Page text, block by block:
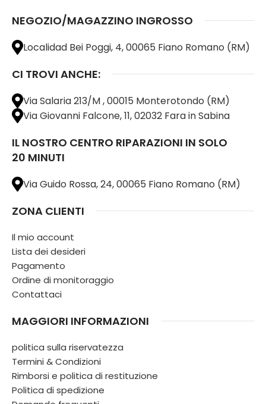
NEGOZIO/MAGAZZINO INGROSSO
Localidad Bei Poggi, 4, 00065 Fiano Romano (RM)
CI TROVI ANCHE:
Via Salaria 213/M , 00015 Monterotondo (RM)
Via Giovanni Falcone, 11, 02032 Fara in Sabina
IL NOSTRO CENTRO RIPARAZIONI IN SOLO
20 MINUTI
Via Guido Rossa, 24, 00065 Fiano Romano (RM)
ZONA CLIENTI
Il mio account
Lista dei desideri
Pagamento
Ordine di monitoraggio
Contattaci
MAGGIORI INFORMAZIONI
politica sulla riservatezza
Termini & Condizioni
Rimborsi e politica di restituzione
Politica di spedizione